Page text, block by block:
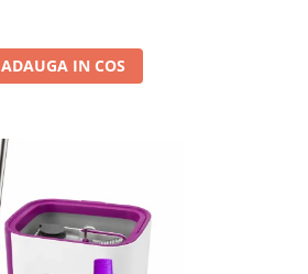
ADAUGA IN COS